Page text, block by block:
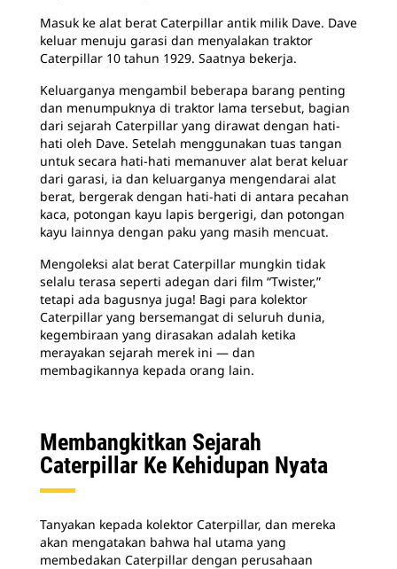
Masuk ke alat berat Caterpillar antik milik Dave. Dave
keluar menuju garasi dan menyalakan traktor
Caterpillar 10 tahun 1929. Saatnya bekerja.
Keluarganya mengambil beberapa barang penting
dan menumpuknya di traktor lama tersebut, bagian
dari sejarah Caterpillar yang dirawat dengan hati-
hati oleh Dave. Setelah menggunakan tuas tangan
untuk secara hati-hati memanuver alat berat keluar
dari garasi, ia dan keluarganya mengendarai alat
berat, bergerak dengan hati-hati di antara pecahan
kaca, potongan kayu lapis bergerigi, dan potongan
kayu lainnya dengan paku yang masih mencuat.
Mengoleksi alat berat Caterpillar mungkin tidak
selalu terasa seperti adegan dari film “Twister,”
tetapi ada bagusnya juga! Bagi para kolektor
Caterpillar yang bersemangat di seluruh dunia,
kegembiraan yang dirasakan adalah ketika
merayakan sejarah merek ini — dan
membagikannya kepada orang lain.
Membangkitkan Sejarah
Caterpillar Ke Kehidupan Nyata
Tanyakan kepada kolektor Caterpillar, dan mereka
akan mengatakan bahwa hal utama yang
membedakan Caterpillar dengan perusahaan